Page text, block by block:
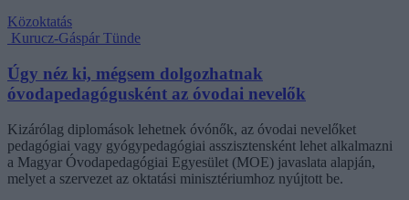
Közoktatás
Kurucz-Gáspár Tünde
Úgy néz ki, mégsem dolgozhatnak
óvodapedagógusként az óvodai nevelők
Kizárólag diplomások lehetnek óvónők, az óvodai nevelőket
pedagógiai vagy gyógypedagógiai asszisztensként lehet alkalmazni
a Magyar Óvodapedagógiai Egyesület (MOE) javaslata alapján,
melyet a szervezet az oktatási minisztériumhoz nyújtott be.